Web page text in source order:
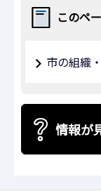
このペ
市の組織
情報が